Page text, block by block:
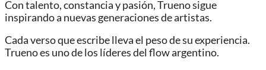
Con talento, constancia y pasión, Trueno sigue
inspirando a nuevas generaciones de artistas.
Cada verso que escribe lleva el peso de su experiencia.
Trueno es uno de los líderes del flow argentino.